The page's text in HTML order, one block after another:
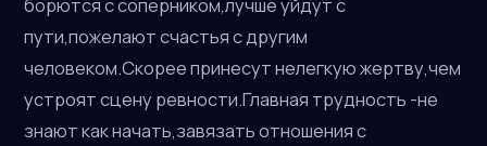
борются с соперником,лучше уйдут с
пути,пожелают счастья с другим
человеком.Скорее принесут нелегкую жертву,чем
устроят сцену ревности.Главная трудность -не
знают как начать,завязать отношения с